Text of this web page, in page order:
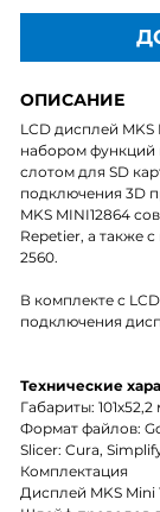
ОПИСАНИЕ
LCD дисплей
набором
слотом для SD
подключения 3D
MKS MINI12864
Repetier, а также
2560.
В комплекте с
подключения
Технические
Габариты:
Формат файлов:
Slicer: Cura,
Комплектация
Дисплей MKS Mini